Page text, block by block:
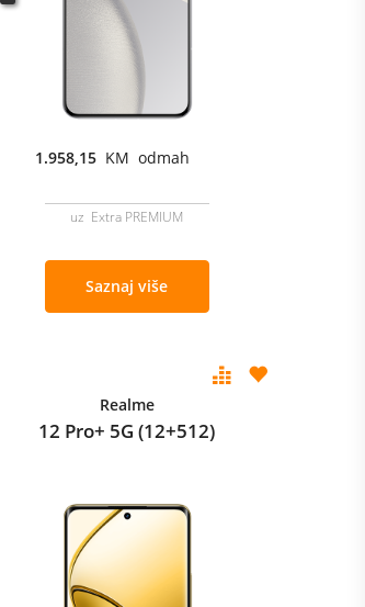
1.958,15 KM odmah
uz Extra PREMIUM
Saznaj više
Realme
12 Pro+ 5G (12+512)